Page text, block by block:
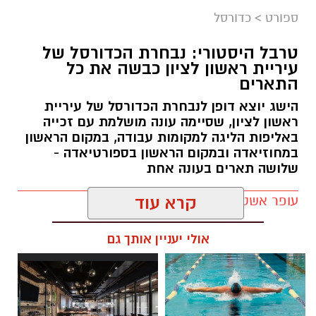
אור קורנליוס חתם במכבי ראשון לציון
מכבי ראשון לציון ממשיכה לבנות את הסגל לעונת
2026/27 והודיעה היום (חמישי) על החתמתו של אור
קורנליוס.
קורנליוס (29, 1.99 מ') גדל במחלקת הנוער של
המועדון וחוזר ללבוש את המדים הכתומים לאחר
מספר עונות בליגת העל, בהן צבר ניסיון במדי
הפועל באר שבע, עירוני נס ציונה, הפועל
גלבוע/גליל, הפועל ירושלים ואליצור נתניה.
בעונה החולפת שיחק במדי אליצור נתניה ורשם
ספורט > כדורסל
טרבל היסטורי: נבחרת הכדורסל של
עיריית ראשון לציון כבשה את כל
התארים
הישג יוצא דופן לנבחרת הכדורסל של עיריית
ראשון לציון, שסיימה עונה מושלמת עם זכייה
באליפות הליגה למקומות עבודה, במקום הראשון
במחוזיאדה ובמקום הראשון בספורטיאדה -
שלושה תארים בעונה אחת
עופר אשטוקר / 17:56 30.06.26
תגים:נבחרת הכדורסל עיריית ראשון לציון
קרא עוד
אולי יעניין אותך גם